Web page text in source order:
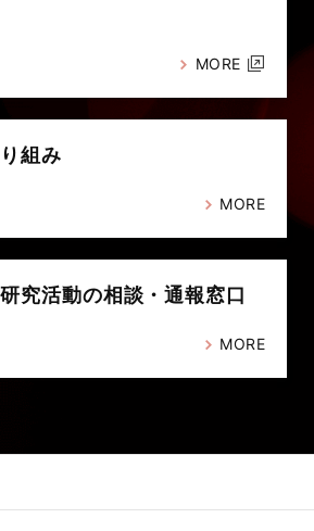
MORE
組み
MORE
研究活動の相談・通報窓口
MORE